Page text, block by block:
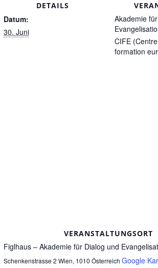
DETAILS
Datum:
30. Juni
Akademie
CIFE
formation
VERANSTALTUNGSORT
Figlhaus – Akademie für Dialog und
Schenkenstrasse 2 Wien, 1010 Österreich Google